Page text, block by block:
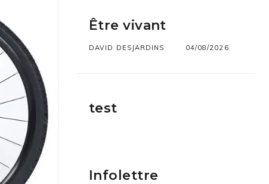
Être vivant
DAVID DESJARDINS 04/08/2026
test
Infolettre